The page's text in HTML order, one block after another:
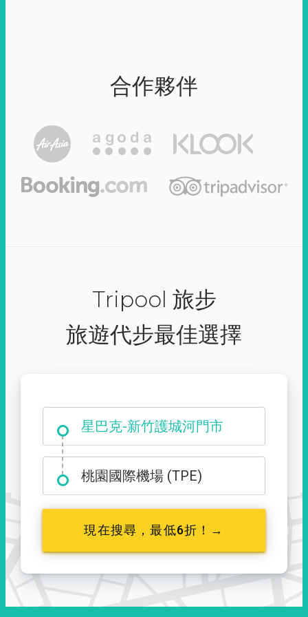
合作夥伴
Tripool 旅步
旅遊代步最佳選擇
大霸尖山登山口
桃園國際機場 (TPE)
現在搜尋，最低6折！→